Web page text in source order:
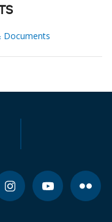
Documents